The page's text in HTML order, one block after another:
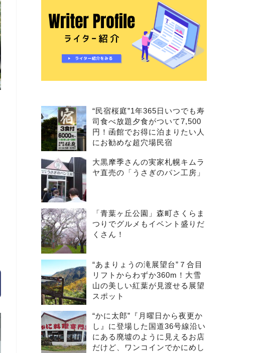
“民宿桜庭”1年365日いつでも寿
司食べ放題夕食がついて7,500
円！函館でお得に泊まりたい人
にお勧めな超穴場民宿
大黒摩季さんの実家札幌キムラ
ヤ直売の「うさぎのパン工房」
「青葉ヶ丘公園」森町さくらま
つりでグルメもイベント盛りだ
くさん！
“あまりょうの滝展望台”７合目
リフトからわずか360m！大雪
山の美しい紅葉が見渡せる展望
スポット
“かに太郎”『月曜日から夜更か
し』に登場した国道36号線沿い
にある廃墟のように見えるお店
だけど、ワンコインでかにめし